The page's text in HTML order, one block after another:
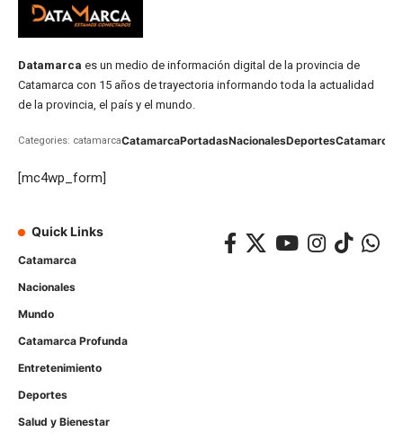
Datamarca es un medio de información digital de la provincia de
Catamarca con 15 años de trayectoria informando toda la actualidad
de la provincia, el país y el mundo.
Categories: catamarcaCatamarcaPortadasNacionalesDeportesCatamarca
[mc4wp_form]
Quick Links
Catamarca
Nacionales
Mundo
Catamarca Profunda
Entretenimiento
Deportes
Salud y Bienestar